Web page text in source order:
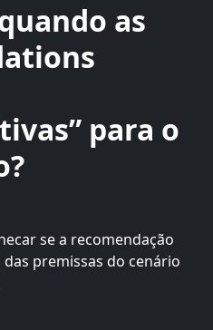
as
para o
se a recomendação
das premissas do cenário